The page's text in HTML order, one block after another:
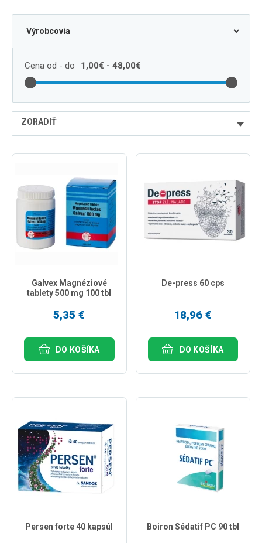
Cena od - do 1,00€ - 48,00€
ZORADIŤ
najdrahšie
najpredávanejšie
podľa názvu od A
Galvex Magnéziové
tablety 500 mg 100 tbl
5,35 €
DO KOŠÍKA
De-press 60 cps
18,96 €
DO KOŠÍKA
Persen forte 40 kapsúl Boiron Sédatif PC 90 tbl